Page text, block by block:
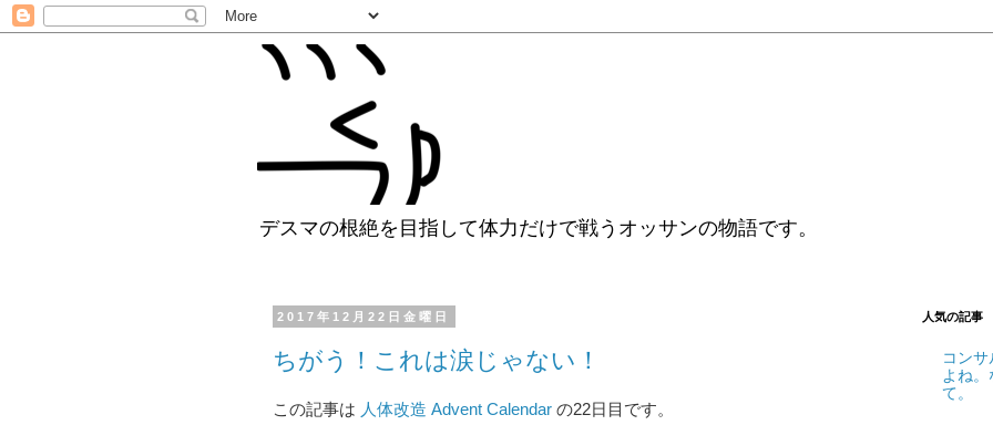
デスマの根絶を目指して体力だけで戦うオッサンの物語です。
2017年12月22日金曜日
ちがう！これは涙じゃない！
この記事は 人体改造 Advent Calendar の22日目です。
人気の記事
コン
よね。
て。